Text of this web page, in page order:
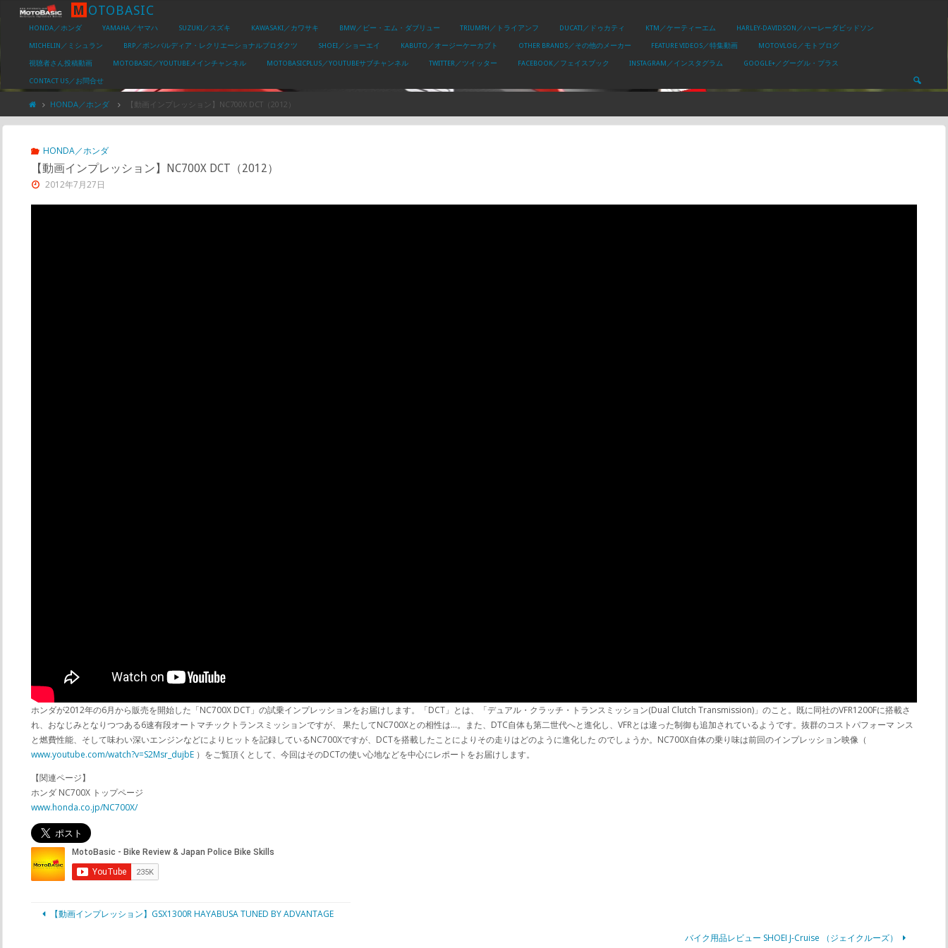
M OTOBASIC
HONDA／ホンダ YAMAHA／ヤマハ SUZUKI／スズキ KAWASAKI／カワサキ BMW／ビー・エム・ダブリュー TRIUMPH／トライアンフ DUCATI／ドゥカティ KTM／ケーティーエム HARLEY-DAVIDSON／ハーレーダビッドソン
MICHELIN／ミシュラン BRP／ボンバルディア・レクリエーショナルプロダクツ SHOEI／ショーエイ KABUTO／オージーケーカブト OTHER BRANDS／その他のメーカー FEATURE VIDEOS／特集動画 MOTOVLOG／モトブログ
視聴者さん投稿動画 MOTOBASIC／YOUTUBEメインチャンネル MOTOBASICPLUS／YOUTUBEサブチャンネル TWITTER／ツイッター FACEBOOK／フェイスブック INSTAGRAM／インスタグラム GOOGLE+／グーグル・プラス
CONTACT US／お問合せ
HONDA／ホンダ 【動画インプレッション】NC700X DCT（2012）
HONDA／ホンダ
【動画インプレッション】NC700X DCT（2012）
2012年7月27日
ホンダが2012年の6月から販売を開始した「NC700X DCT」の試乗インプレッションをお届けします。「DCT」とは、「デュアル・クラッチ・トランスミッション(Dual Clutch Transmission)」のこと。既に同社のVFR1200Fに搭載さ
れ、おなじみとなりつつある6速有段オートマチックトランスミッションですが、 果たしてNC700Xとの相性は…。また、DTC自体も第二世代へと進化し、VFRとは違った制御も追加されているようです。抜群のコストパフォーマ ンス
と燃費性能、そして味わい深いエンジンなどによりヒットを記録しているNC700Xですが、DCTを搭載したことによりその走りはどのように進化した のでしょうか。NC700X自体の乗り味は前回のインプレッション映像（
www.youtube.com/watch?v=S2Msr_dujbE ）をご覧頂くとして、今回はそのDCTの使い心地などを中心にレポートをお届けします。
【関連ページ】
ホンダ NC700X トップページ
www.honda.co.jp/NC700X/
【動画インプレッション】GSX1300R HAYABUSA TUNED BY ADVANTAGE
バイク用品レビュー SHOEI J-Cruise （ジェイクルーズ）